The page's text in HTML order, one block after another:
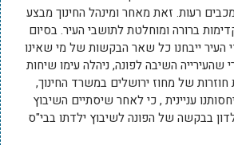
רעות. זאת מאחר ומינהל החינוך מבצע
ברורה ומוחלטת לתושבי העיר. בסיום
העיר ייבחנו כל שאר הבקשות של מי שאינו
שהעירייה השיבה לפונה, ניהלה עימו שיחות
חוזרות של מחוז ירושלים במשרד החינוך,
עניינית , כי לאחר שיסתיים השיבוץ
בבקשה של הפונה לשיבוץ ילדתו בבי"ס